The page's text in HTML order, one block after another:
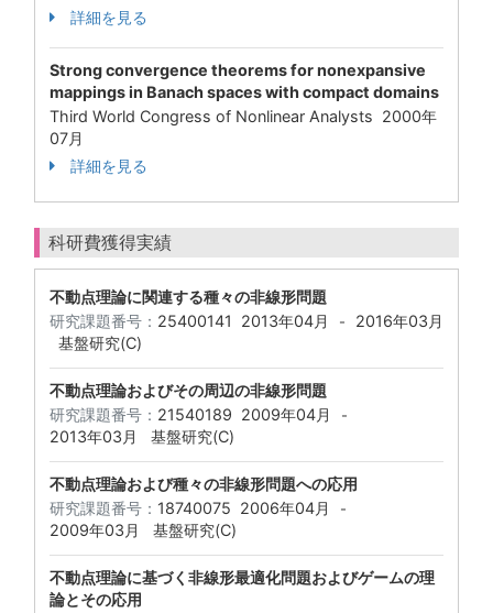
詳細を見る
Strong convergence theorems for nonexpansive
mappings in Banach spaces with compact domains
Third World Congress of Nonlinear Analysts 2000年
07月
詳細を見る
科研費獲得実績
不動点理論に関連する種々の非線形問題
研究課題番号： 25400141 2013年04月 -
2016年03月
基盤研究(C)
不動点理論およびその周辺の非線形問題
研究課題番号： 21540189 2009年04月 -
2013年03月 基盤研究(C)
不動点理論および種々の非線形問題への応用
研究課題番号： 18740075 2006年04月 -
2009年03月 基盤研究(C)
不動点理論に基づく非線形最適化問題およびゲームの理
論とその応用